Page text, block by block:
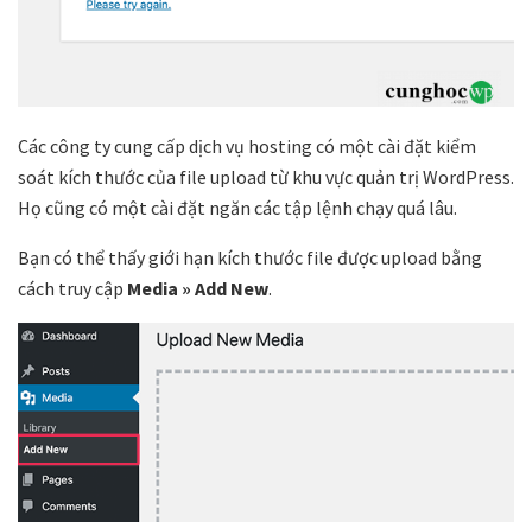
Các công ty cung cấp dịch vụ hosting có một cài đặt kiểm
soát kích thước của file upload từ khu vực quản trị WordPress.
Họ cũng có một cài đặt ngăn các tập lệnh chạy quá lâu.
Bạn có thể thấy giới hạn kích thước file được upload bằng
cách truy cập Media » Add New.